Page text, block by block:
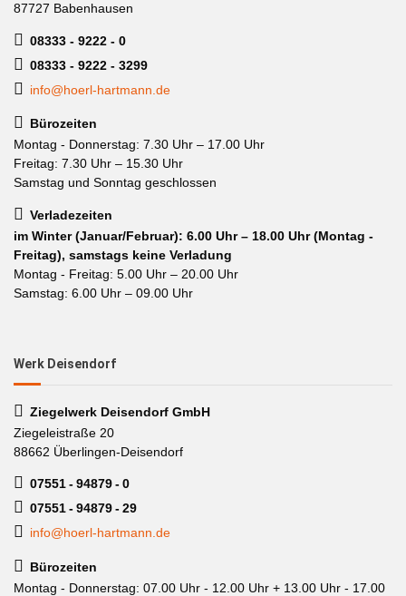
87727 Babenhausen
08333 - 9222 - 0
08333 - 9222 - 3299
info@hoerl-hartmann.de
Bürozeiten
Montag - Donnerstag: 7.30 Uhr – 17.00 Uhr
Freitag: 7.30 Uhr – 15.30 Uhr
Samstag und Sonntag geschlossen
Verladezeiten
im Winter (Januar/Februar): 6.00 Uhr – 18.00 Uhr (Montag -
Freitag), samstags keine Verladung
Montag - Freitag: 5.00 Uhr – 20.00 Uhr
Samstag: 6.00 Uhr – 09.00 Uhr
Werk Deisendorf
Ziegelwerk Deisendorf GmbH
Ziegeleistraße 20
88662 Überlingen-Deisendorf
07551 - 94879 - 0
07551 - 94879 - 29
info@hoerl-hartmann.de
Bürozeiten
Montag - Donnerstag: 07.00 Uhr - 12.00 Uhr + 13.00 Uhr - 17.00